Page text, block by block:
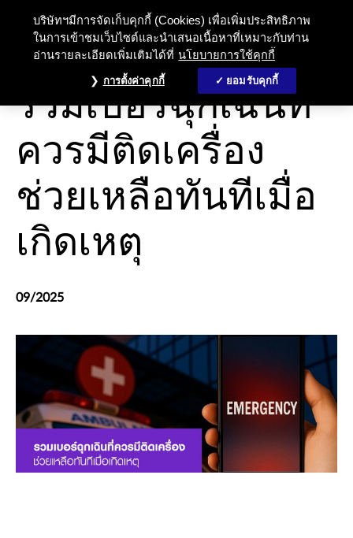
รวมเบอร์ฉุกเฉินที่
ควรมีติดเครื่อง
ช่วยเหลือทันทีเมื่อ
เกิดเหตุ
09/2025
บริษัทฯมีการจัดเก็บคุกกี้ (Cookies) เพื่อเพิ่มประสิทธิภาพ
ในการเข้าชมเว็บไซต์และนำเสนอเนื้อหาที่เหมาะกับท่าน
อ่านรายละเอียดเพิ่มเติมได้ที่ นโยบายการใช้คุกกี้
การตั้งค่าคุกกี้ ยอมรับคุกกี้